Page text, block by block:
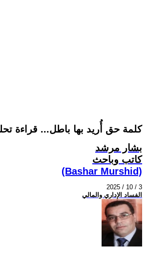
كلمة حق أُريد بها باطل... قراءة
بشار مرشد
كاتب وباحث
(Bashar Murshid)
2025 / 10 / 3
الفساد الإداري والمالي